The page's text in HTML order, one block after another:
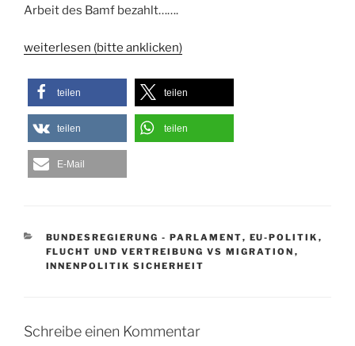
Arbeit des Bamf bezahlt…….
weiterlesen (bitte anklicken)
teilen teilen
teilen teilen
E-Mail
KATEGORIEN
BUNDESREGIERUNG - PARLAMENT, EU-POLITIK ,
FLUCHT UND VERTREIBUNG VS MIGRATION ,
INNENPOLITIK SICHERHEIT
Schreibe einen Kommentar